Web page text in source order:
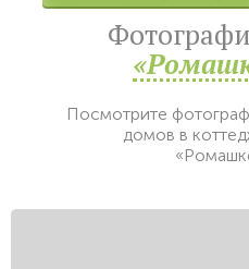
Посмотрите
домов в